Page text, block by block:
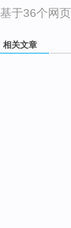
基于36个网页
相关文章